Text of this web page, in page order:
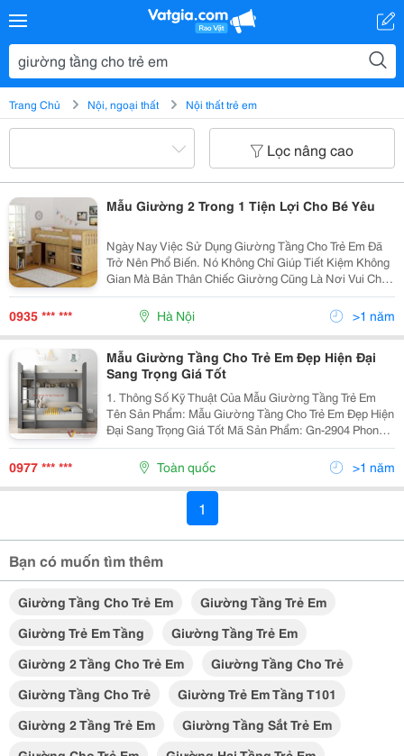
Trang Chủ Nội, ngoại thất Nội thất trẻ em
Lọc nâng cao
Mẫu Giường 2 Trong 1 Tiện Lợi Cho Bé Yêu
Ngày Nay Việc Sử Dụng Giường Tầng Cho Trẻ Em Đã
Trở Nên Phổ Biến. Nó Không Chỉ Giúp Tiết Kiệm Không
Gian Mà Bản Thân Chiếc Giường Cũng Là Nơi Vui Chơi
Bé Rất Yêu Thích. Có Rất Nhiều Kiểu Giường Tầng Cho
Bé Lựa Chọn.viethome Xin Giới Thiệu Mẫu Giường
0935 *** *** Hà Nội >1 năm
Mẫu Giường Tầng Cho Trẻ Em Đẹp Hiện Đại
Sang Trọng Giá Tốt
1. Thông Số Kỹ Thuật Của Mẫu Giường Tầng Trẻ Em
Tên Sản Phẩm: Mẫu Giường Tầng Cho Trẻ Em Đẹp Hiện
Đại Sang Trọng Giá Tốt Mã Sản Phẩm: Gn-2904 Phong
Cách: Hiện Đại, Tinh Tế, Tối Giản, Tiết Kiệm Không
Gian Xuất Xứ: Sản Xuất Ngay Tại Xưởng Riêng...
0977 *** *** Toàn quốc >1 năm
1
Bạn có muốn tìm thêm
Giường Tầng Cho Trẻ Em
Giường Tầng Trẻ Em
Giường Trẻ Em Tầng
Giường Tầng Trẻ Em
Giường 2 Tầng Cho Trẻ Em
Giường Tầng Cho Trẻ
Giường Tầng Cho Trẻ
Giường Trẻ Em Tầng T101
Giường 2 Tầng Trẻ Em
Giường Tầng Sắt Trẻ Em